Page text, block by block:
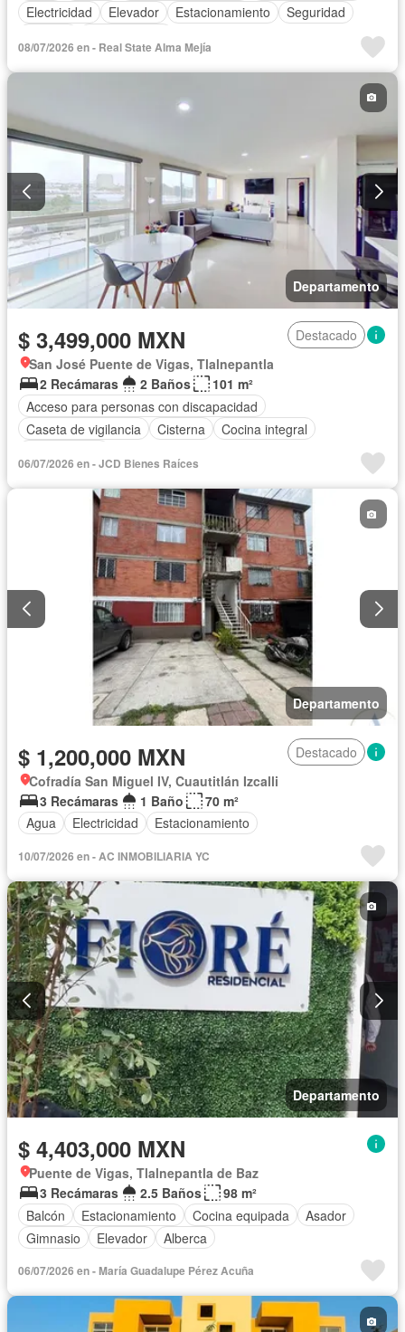
Electricidad
Elevador Estacionamiento
Seguridad
08/07/2026 en - Real State Alma Mejía
Departamento
$ 3,499,000 MXN
Destacado
San José Puente de Vigas, Tlalnepantla
2 Recámaras
2 Baños
101 m²
Acceso para personas con discapacidad
Caseta de vigilancia
Cisterna
Cocina integral
06/07/2026 en - JCD Bienes Raíces
Departamento
$ 1,200,000 MXN
Destacado
Cofradía San Miguel IV, Cuautitlán Izcalli
3 Recámaras
1 Baño
70 m²
Agua
Electricidad Estacionamiento
10/07/2026 en - AC INMOBILIARIA YC
Departamento
$ 4,403,000 MXN
Puente de Vigas, Tlalnepantla de Baz
3 Recámaras
2.5 Baños
98 m²
Balcón
Estacionamiento Cocina equipada
Asador
Gimnasio
Elevador Alberca
06/07/2026 en - María Guadalupe Pérez Acuña